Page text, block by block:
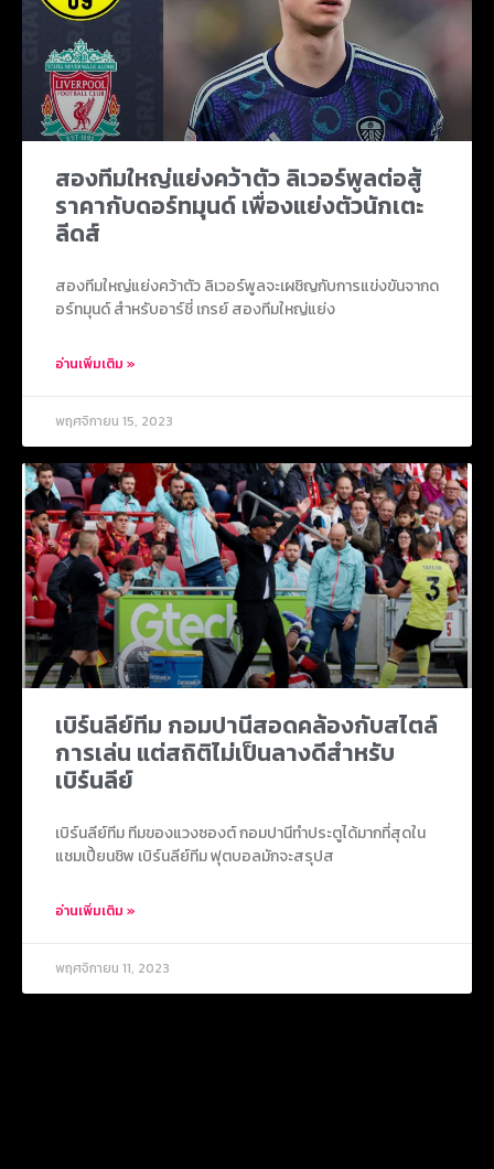
สองทีมใหญ่แย่งคว้าตัว ลิเวอร์พูลต่อสู้
ราคากับดอร์ทมุนด์ เพื่องแย่งตัวนักเตะ
ลีดส์
สองทีมใหญ่แย่งคว้าตัว ลิเวอร์พูลจะเผชิญกับการแข่งขันจากด
อร์ทมุนด์ สำหรับอาร์ชี่ เกรย์ สองทีมใหญ่แย่ง
อ่านเพิ่มเติม »
พฤศจิกายน 15, 2023
เบิร์นลีย์ทีม กอมปานีสอดคล้องกับสไตล์
การเล่น แต่สถิติไม่เป็นลางดีสำหรับ
เบิร์นลีย์
เบิร์นลีย์ทีม ทีมของแวงซองต์ กอมปานีทำประตูได้มากที่สุดใน
แชมเปี้ยนชิพ เบิร์นลีย์ทีม ฟุตบอลมักจะสรุปส
อ่านเพิ่มเติม »
พฤศจิกายน 11, 2023